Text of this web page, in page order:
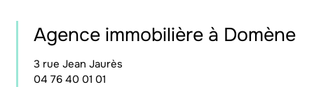
Agence immobilière à Domène
3 rue Jean Jaurès
04 76 40 01 01